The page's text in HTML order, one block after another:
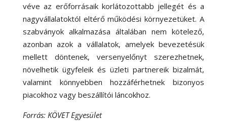
véve az erőforrásaik korlátozottabb jellegét és a
nagyvállalatoktól eltérő működési környezetüket. A
szabványok alkalmazása általában nem kötelező,
azonban azok a vállalatok, amelyek bevezetésük
mellett döntenek, versenyelőnyt szerezhetnek,
növelhetik ügyfeleik és üzleti partnereik bizalmát,
valamint könnyebben hozzáférhetnek bizonyos
piacokhoz vagy beszállítói láncokhoz.
Forrás: KÖVET Egyesület